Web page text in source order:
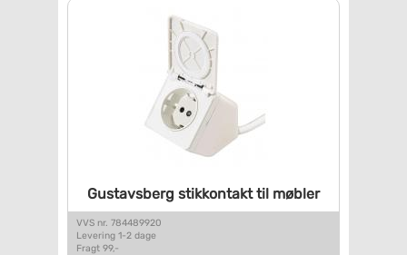
Gustavsberg stikkontakt til møbler
VVS nr. 784489920
Levering 1-2 dage
Fragt 99,-